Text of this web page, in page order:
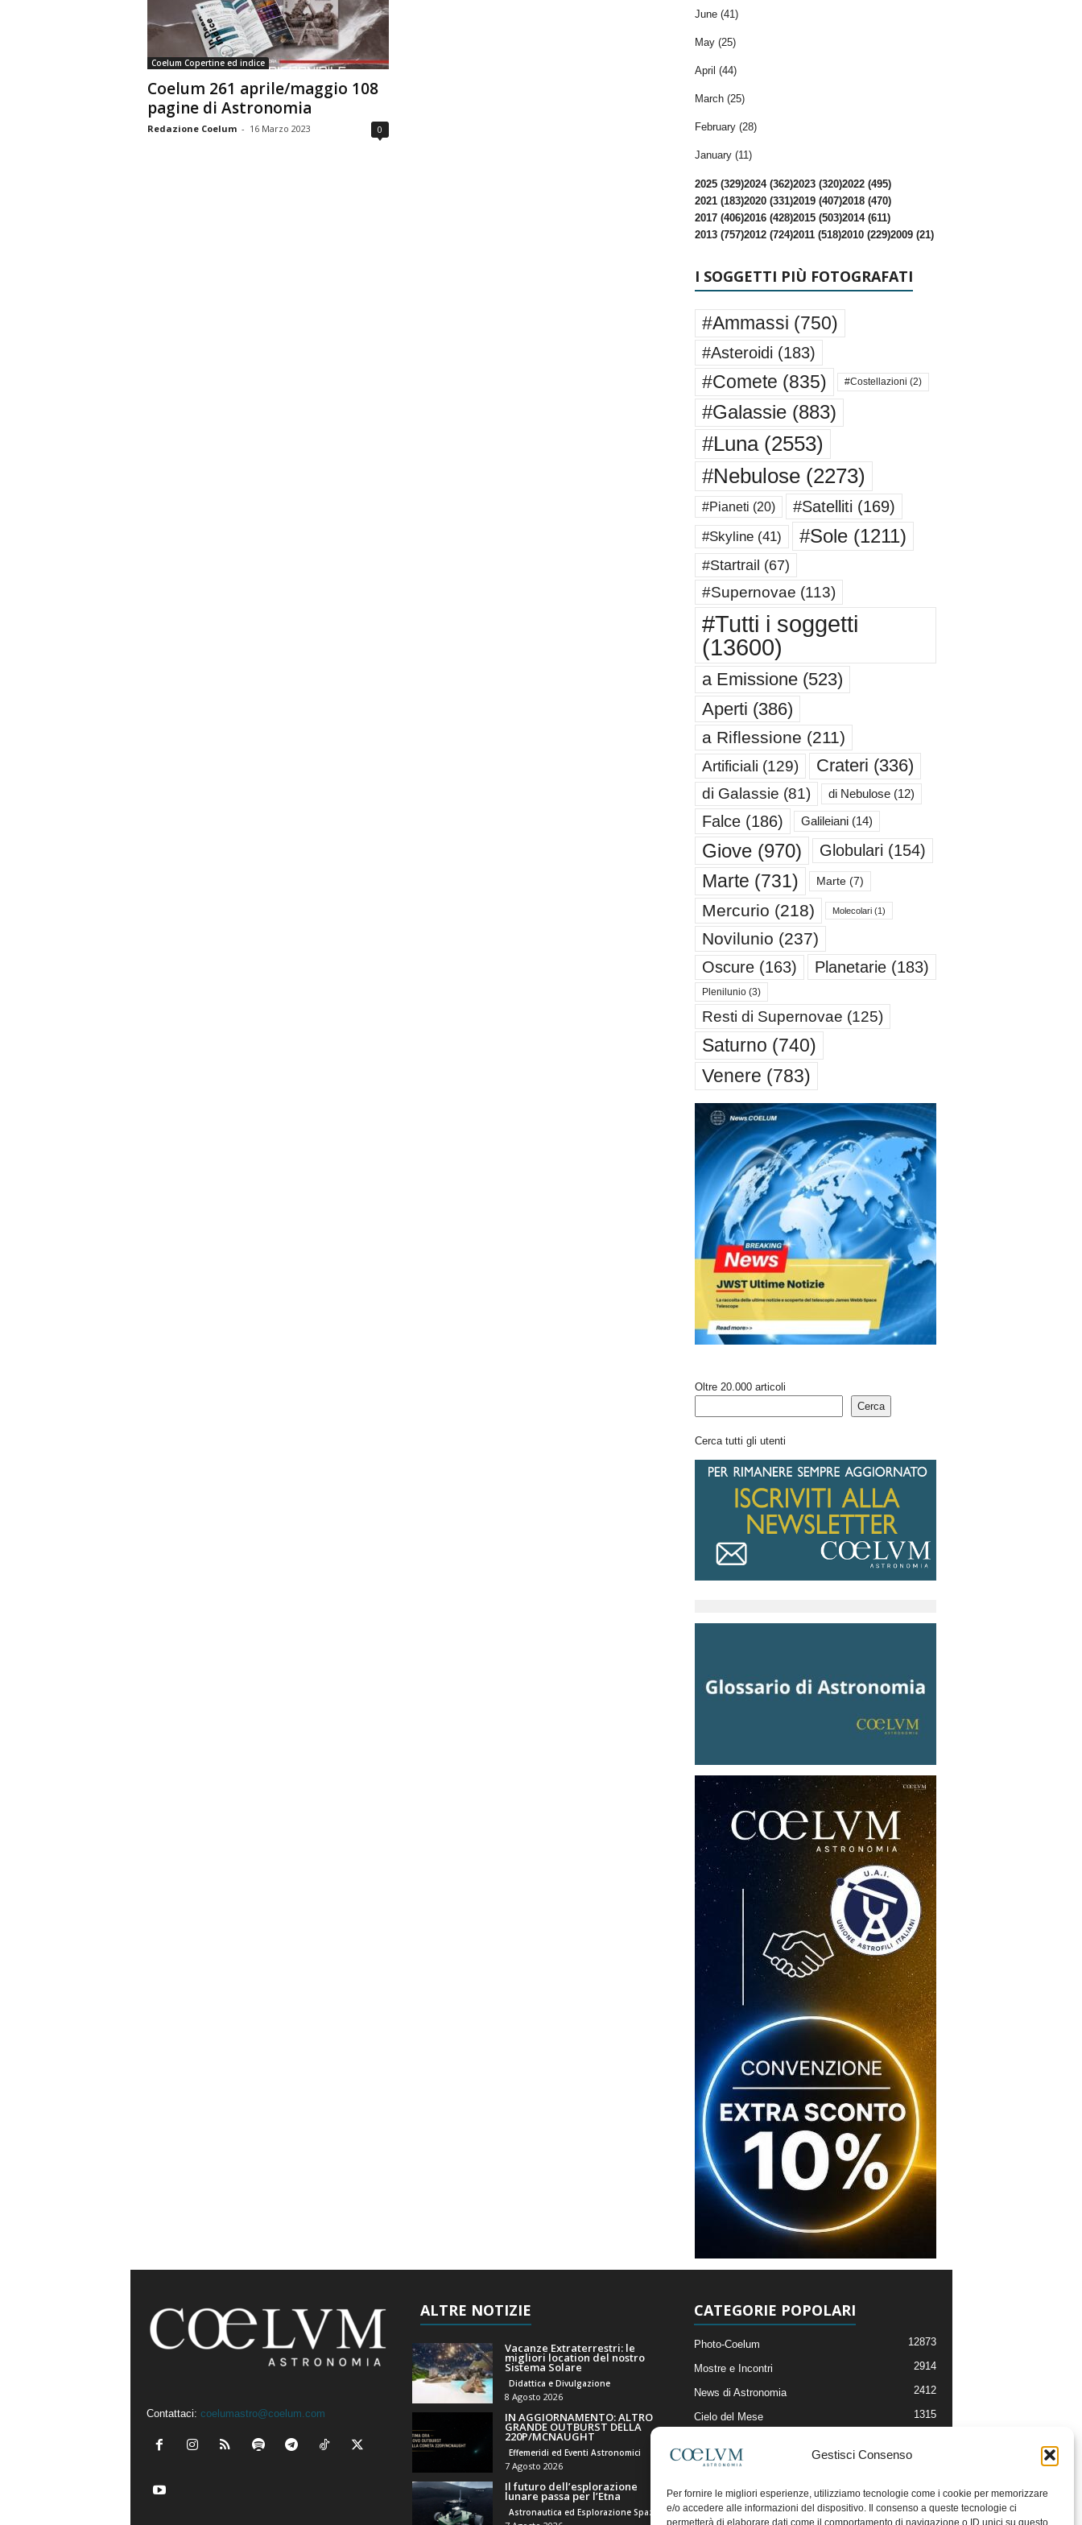
Gestisci Consenso
Per fornire le migliori esperienze, utilizziamo tecnologie come i cookie per memorizzare
e/o accedere alle informazioni del dispositivo. Il consenso a queste tecnologie ci
permetterà di elaborare dati come il comportamento di navigazione o ID unici su questo
n
o
m
i
a
Coelum Copertine ed indice
Coelum 261 aprile/maggio 108
pagine di Astronomia
Redazione Coelum - 16 Marzo 2023 0
June (41)
May (25)
April (44)
March (25)
February (28)
January (11)
2025 (329)2024 (362)2023 (320)2022 (495)
2021 (183)2020 (331)2019 (407)2018 (470)
2017 (406)2016 (428)2015 (503)2014 (611)
2013 (757)2012 (724)2011 (518)2010 (229)2009 (21)
I SOGGETTI PIÙ FOTOGRAFATI
#Ammassi (750)
#Asteroidi (183)
#Comete (835) #Costellazioni (2)
#Galassie(883)
#Luna(2553)
#Nebulose(2273)
#Pianeti (20) #Satelliti (169)
#Skyline(41) #Sole(1211)
#Startrail (67)
#Supernovae (113)
#Tutti i soggetti
(13600)
a Emissione(523)
Aperti (386)
a Riflessione (211)
Artificiali (129) Crateri (336)
di Galassie (81) di Nebulose(12)
Falce(186) Galileiani(14)
Giove(970) Globulari (154)
Marte (731) Marte(7)
Mercurio (218) Molecolari(1)
Novilunio (237)
Oscure(163) Planetarie(183)
Plenilunio(3)
Resti di Supernovae (125)
Saturno (740)
Venere (783)
Oltre 20.000 articoli
Cerca
Cerca tutti gli utenti
Contattaci: coelumastro@coelum.com
ALTRE NOTIZIE
Vacanze Extraterrestri: le
migliori location del nostro
Sistema Solare
Didattica e Divulgazione
8 Agosto 2026
IN AGGIORNAMENTO: ALTRO
GRANDE OUTBURST DELLA
220P/MCNAUGHT
Effemeridi ed Eventi Astronomici
7 Agosto 2026
Il futuro dell’esplorazione
lunare passa per l’Etna
CATEGORIE POPOLARI
Photo-Coelum 12873
Mostre e Incontri 2914
News di Astronomia 2412
Cielo del Mese 1315
Articoli e Risorse On-Line
Il Blog della Redazione